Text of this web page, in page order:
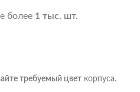
более 1 тыс. шт.
требуемый цвет корпуса.